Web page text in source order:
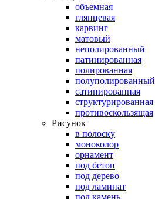
объемная
глянцевая
карвинг
матовый
неполированный
патинированная
полированная
полуполированный
сатинированная
структурированная
противоскользящая
Рисунок
в полоску
моноколор
орнамент
под бетон
под дерево
под ламинат
под камень